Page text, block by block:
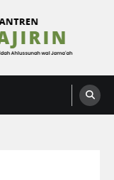
wal Jamaah